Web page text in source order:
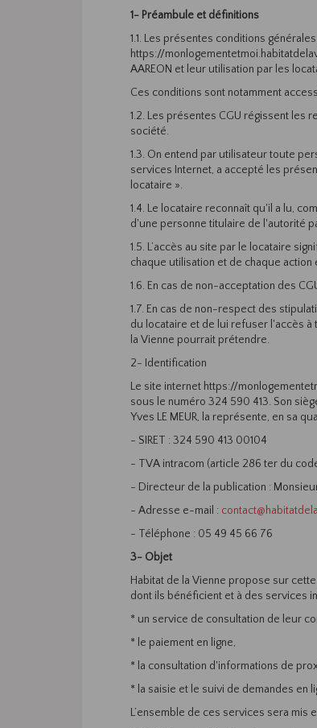
1- Préambule et définitions
1.1. Les présentes conditions
https://
AAREON et leur utilisation par les
Ces conditions sont notamment
1.2. Les présentes CGU régissent les
société.
1.3. On entend par utilisateur toute
services Internet, a accepté les
locataire ».
1.4. Le locataire reconnaît qu'il a lu,
d'une personne titulaire de l'autorité
1.5. L’accès au site par le locataire
chaque utilisation et de chaque
1.6. En cas de non-acceptation des
1.7. En cas de non-respect des
du locataire et de lui refuser l'accès
la Vienne pourrait prétendre.
2- Identification
Le site internet https://
sous le numéro 324 590 413. Son
Yves LE MEUR, la représente, en sa
- SIRET : 324 590 413 00104
- TVA intracom (article 286 ter du
- Directeur de la publication : Monsieur
- Adresse e-mail :
- Téléphone : 05 49 45 66 76
3- Objet
Habitat de la Vienne propose sur
dont ils bénéficient et à des services
* un service de consultation de leur
* le paiement en ligne,
* la consultation d'informations de
* la saisie et le suivi de demandes en
L’ensemble de ces services sera mis